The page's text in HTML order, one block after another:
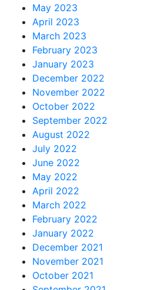
May 2023
April 2023
March 2023
February 2023
January 2023
December 2022
November 2022
October 2022
September 2022
August 2022
July 2022
June 2022
May 2022
April 2022
March 2022
February 2022
January 2022
December 2021
November 2021
October 2021